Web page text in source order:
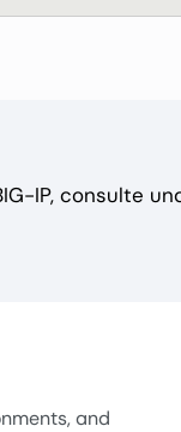
IP, consulte
and